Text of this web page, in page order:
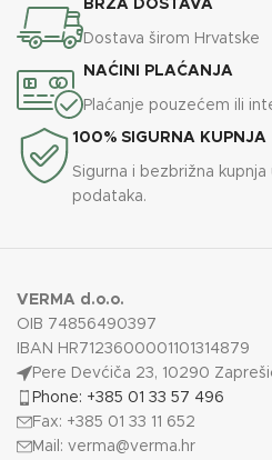
BRZA DOSTAVA
Dostava širom Hrvatske
NAĆINI PLAĆANJA
Plaćanje pouzećem ili
100% SIGURNA KUPNJA
Sigurna i bezbrižna
podataka.
VERMA d.o.o.
OIB 74856490397
IBAN HR7123600001101314879
Pere Devćiča 23, 10290
Phone: +385 01 33 57 496
Fax: +385 01 33 11 652
Mail: verma@verma.hr